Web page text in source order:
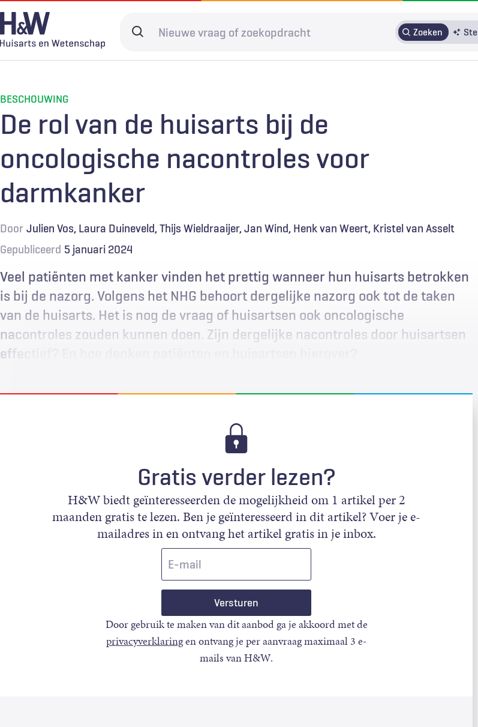
Overslaan
en
naar
gaan
Search
Zoeken
Spoedzorg
Digitale zorg Levenseinde
Door in te loggen op HAweb krijgt u toegang tot
Abonneren
BESCHOUWING
De rol van de huisarts bij de
oncologische nacontroles voor
darmkanker
Door Julien Vos Laura Duineveld Thijs Wieldraaijer Jan Wind Henk van Weert Kristel van Asselt
Gepubliceerd 5 januari 2024
Veel patiënten met kanker vinden het prettig wanneer hun huisarts betrokken
is bij de nazorg. Volgens het NHG behoort dergelijke nazorg ook tot de taken
van de huisarts. Het is nog de vraag of huisartsen ook oncologische
nacontroles zouden kunnen doen. Zijn dergelijke nacontroles door huisartsen
effectief? En hoe denken patiënten en huisartsen hierover?
Gratis verder lezen?
H&W biedt geïnteresseerden de mogelijkheid om 1 artikel per 2
maanden gratis te lezen. Ben je geïnteresseerd in dit artikel? Voer je e-
mailadres in en ontvang het artikel gratis in je inbox.
Door gebruik te maken van dit aanbod ga je akkoord met de
privacyverklaringen ontvang je per aanvraag maximaal 3 e-
mails van H&W.